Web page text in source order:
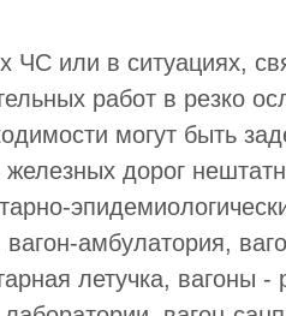
ЧС или в ситуациях,
работ в резко
могут быть
дорог
амбулатория,
летучка, вагоны -